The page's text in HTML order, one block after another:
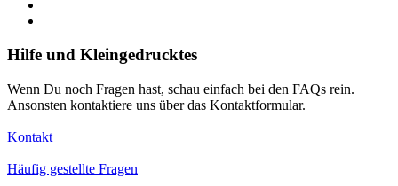
Hilfe und Kleingedrucktes
Wenn Du noch Fragen hast, schau einfach bei den FAQs rein.
Ansonsten kontaktiere uns über das Kontaktformular.
Kontakt
Häufig gestellte Fragen